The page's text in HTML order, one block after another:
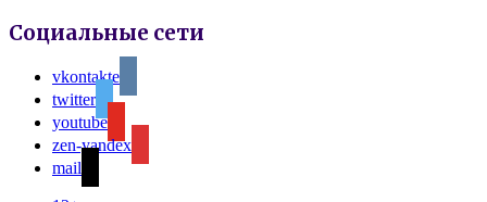
Социальные сети
vkontakte
twitter
youtube
zen-yandex
mail